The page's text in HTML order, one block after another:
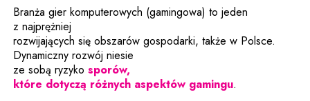
Branża gier komputerowych (gamingowa) to jeden
z najprężniej
rozwijających się obszarów gospodarki, także w Polsce.
Dynamiczny rozwój niesie
ze sobą ryzykosporów,
które dotyczą różnych aspektów gamingu.